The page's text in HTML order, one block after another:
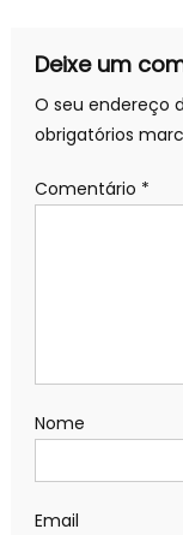
Deixe um
O seu endereço
obrigatórios
Comentário *
Nome
Email